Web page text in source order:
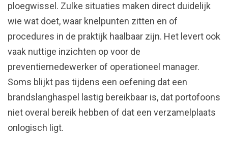
ploegwissel. Zulke situaties maken direct duidelijk
wie wat doet, waar knelpunten zitten en of
procedures in de praktijk haalbaar zijn. Het levert ook
vaak nuttige inzichten op voor de
preventiemedewerker of operationeel manager.
Soms blijkt pas tijdens een oefening dat een
brandslanghaspel lastig bereikbaar is, dat portofoons
niet overal bereik hebben of dat een verzamelplaats
onlogisch ligt.